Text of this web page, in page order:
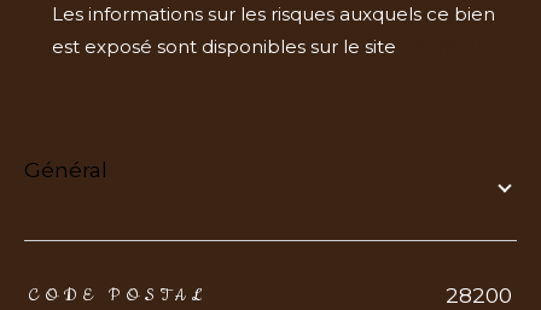
Les informations sur les risques auxquels ce bien
est exposé sont disponibles sur le site
général
TRAD_ZEPHYR_Caracteristique TRAD_ZEPHYR_Valeurs
CODE POSTAL 28200